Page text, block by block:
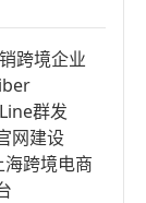
跨境企业
Line群发
网建设
海跨境电商